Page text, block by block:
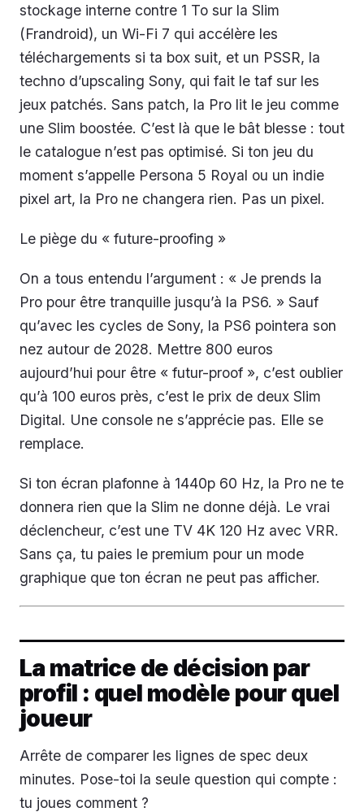
stockage interne contre 1 To sur la Slim
(Frandroid), un Wi-Fi 7 qui accélère les
téléchargements si ta box suit, et un PSSR, la
techno d’upscaling Sony, qui fait le taf sur les
jeux patchés. Sans patch, la Pro lit le jeu comme
une Slim boostée. C’est là que le bât blesse : tout
le catalogue n’est pas optimisé. Si ton jeu du
moment s’appelle Persona 5 Royal ou un indie
pixel art, la Pro ne changera rien. Pas un pixel.
Le piège du « future-proofing »
On a tous entendu l’argument : « Je prends la
Pro pour être tranquille jusqu’à la PS6. » Sauf
qu’avec les cycles de Sony, la PS6 pointera son
nez autour de 2028. Mettre 800 euros
aujourd’hui pour être « futur-proof », c’est oublier
qu’à 100 euros près, c’est le prix de deux Slim
Digital. Une console ne s’apprécie pas. Elle se
remplace.
Si ton écran plafonne à 1440p 60 Hz, la Pro ne te
donnera rien que la Slim ne donne déjà. Le vrai
déclencheur, c’est une TV 4K 120 Hz avec VRR.
Sans ça, tu paies le premium pour un mode
graphique que ton écran ne peut pas afficher.
La matrice de décision par
profil : quel modèle pour quel
joueur
Arrête de comparer les lignes de spec deux
minutes. Pose-toi la seule question qui compte :
tu joues comment ?